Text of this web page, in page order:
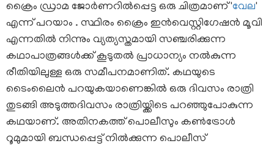
ക്രൈം ഡ്രാമ ജോർണറിൽപ്പെട്ട ഒരു ചിത്രമാണ് 'വേല'
എന്ന് പറയാം . സ്ഥിരം ക്രൈം ഇൻവെസ്റ്റിഗേഷൻ മൂവി
എന്നതിൽ നിന്നും വ്യത്യസ്തമായി സഞ്ചരിക്കുന്ന
കഥാപാത്രങ്ങൾക്ക് കൂടുതൽ പ്രാധാന്യം നൽകുന്ന
രീതിയിലുള്ള ഒരു സമീപനമാണിത്. കഥയുടെ
ടൈംലൈൻ പറയുകയാണെങ്കിൽ ഒരു ദിവസം രാത്രി
തുടങ്ങി അടുത്തദിവസം രാത്രിയ്ക്കിടെ പറഞ്ഞുപോകുന്ന
കഥയാണ്. അതിനകത്ത് പൊലീസും കൺട്രോൾ
റൂമുമായി ബന്ധപ്പെട്ട് നിൽക്കുന്ന പൊലീസ്